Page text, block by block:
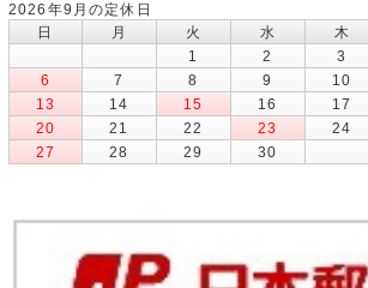
2026年9月の定休日
日
月 火 水 木
1
2 3
6
7 8 9 10
13
14 15 16 17
20
21 22 23 24
27
28 29
30